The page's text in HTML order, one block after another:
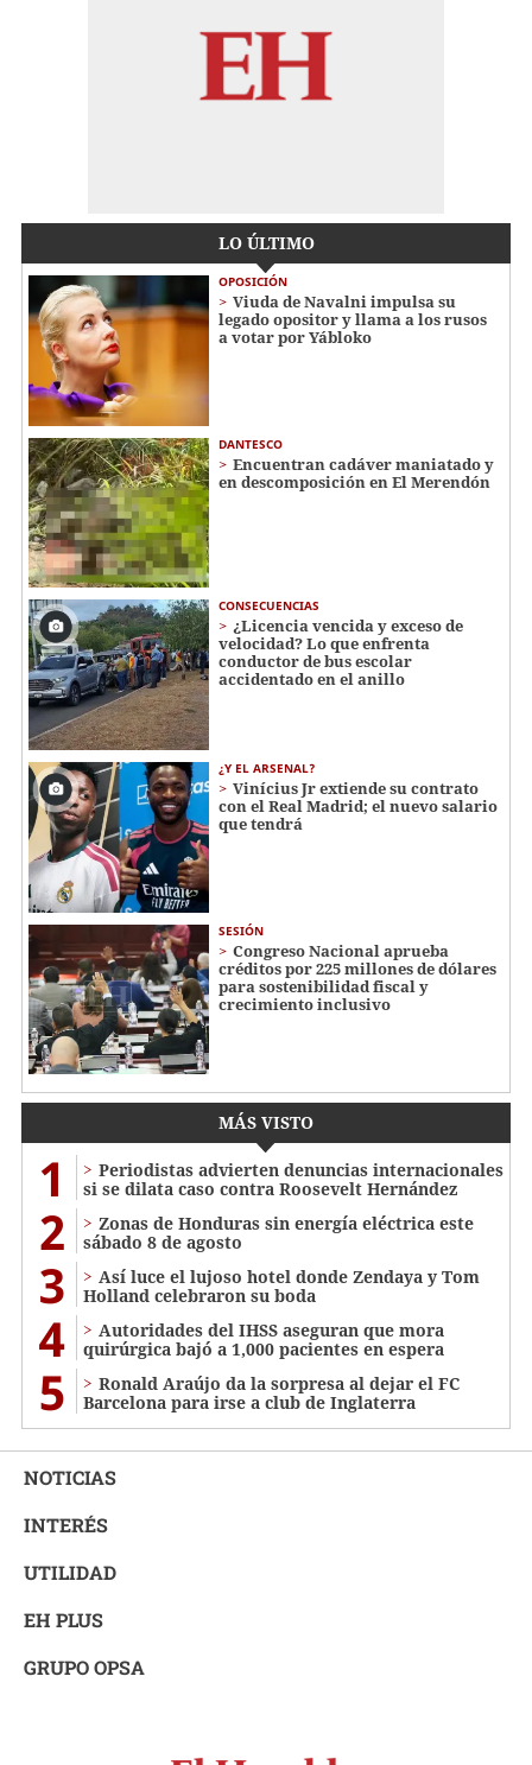
LO ÚLTIMO
OPOSICIÓN
Viuda de Navalni impulsa su
legado opositor y llama a los rusos
a votar por Yábloko
DANTESCO
Encuentran cadáver maniatado y
en descomposición en El Merendón
CONSECUENCIAS
¿Licencia vencida y exceso de
velocidad? Lo que enfrenta
conductor de bus escolar
accidentado en el anillo
¿Y EL ARSENAL?
Vinícius Jr extiende su contrato
con el Real Madrid; el nuevo salario
que tendrá
SESIÓN
Congreso Nacional aprueba
créditos por 225 millones de dólares
para sostenibilidad fiscal y
crecimiento inclusivo
MÁS VISTO
1
Periodistas advierten denuncias internacionales
si se dilata caso contra Roosevelt Hernández
2
Zonas de Honduras sin energía eléctrica este
sábado 8 de agosto
3
Así luce el lujoso hotel donde Zendaya y Tom
Holland celebraron su boda
4
Autoridades del IHSS aseguran que mora
quirúrgica bajó a 1,000 pacientes en espera
5
Ronald Araújo da la sorpresa al dejar el FC
Barcelona para irse a club de Inglaterra
NOTICIAS
INTERÉS
UTILIDAD
EH PLUS
GRUPO OPSA